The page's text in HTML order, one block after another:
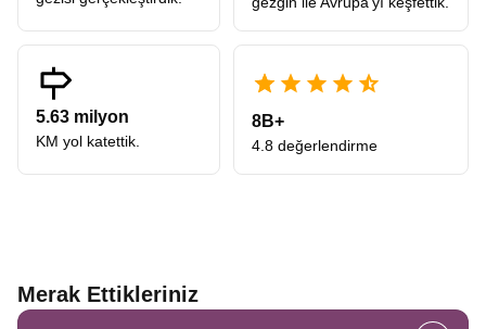
5.63 milyon
KM yol katettik.
8B+
4.8 değerlendirme
Merak Ettikleriniz